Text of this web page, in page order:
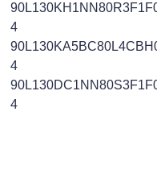
4
4
4